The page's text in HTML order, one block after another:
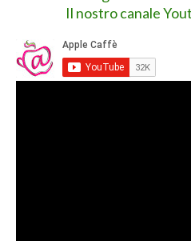
Il nostro canale